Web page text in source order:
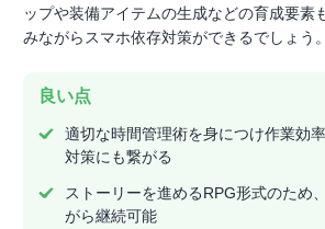
ップや装備アイテムの生成などの育成要素
みながらスマホ依存対策ができるでしょう。
良い点
適切な時間管理術を身につけ作業効
対策にも繋がる
ストーリーを進めるRPG形式のため
がら継続可能